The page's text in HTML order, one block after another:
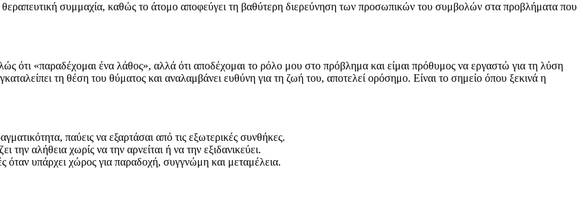
θεραπευτική συμμαχία, καθώς το άτομο αποφεύγει τη βαθύτερη διερεύνηση των προσωπικών του συμβολών στα προβλήματα που
ότι «παραδέχομαι ένα λάθος», αλλά ότι αποδέχομαι το ρόλο μου στο πρόβλημα και είμαι πρόθυμος να εργαστώ για τη λύση
τη θέση του θύματος και αναλαμβάνει ευθύνη για τη ζωή του, αποτελεί ορόσημο. Είναι το σημείο όπου ξεκινά η
παύεις να εξαρτάσαι από τις εξωτερικές συνθήκες.
την αλήθεια χωρίς να την αρνείται ή να την εξιδανικεύει.
όταν υπάρχει χώρος για παραδοχή, συγγνώμη και μεταμέλεια.